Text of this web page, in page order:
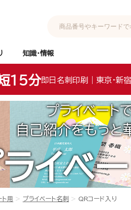
知識・情報
15分即日名刺印刷｜東京・新
プライベート
自己紹介をもっと
イベ
用 プライベート名刺 QRコード入り